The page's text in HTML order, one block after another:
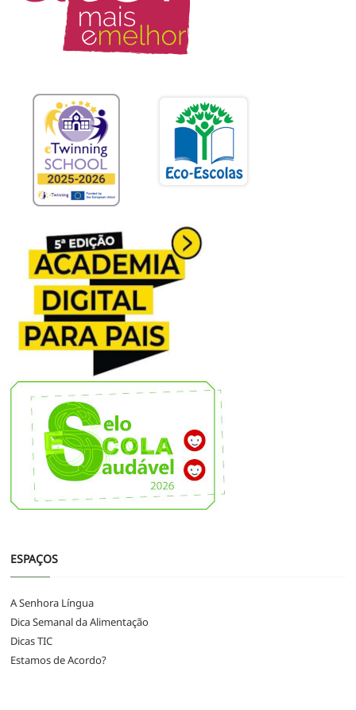
ESPAÇOS
A Senhora Língua
Dica Semanal da Alimentação
Dicas TIC
Estamos de Acordo?